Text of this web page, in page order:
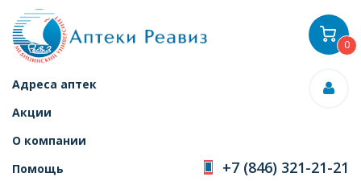
Адреса аптек
Акции
О компании
Помощь
+7 (846) 321-21-21
0